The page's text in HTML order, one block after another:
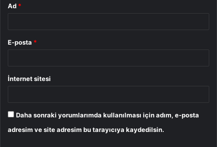
Ad *
E-posta *
İnternet sitesi
Daha sonraki yorumlarımda kullanılması için adım, e-posta
adresim ve site adresim bu tarayıcıya kaydedilsin.